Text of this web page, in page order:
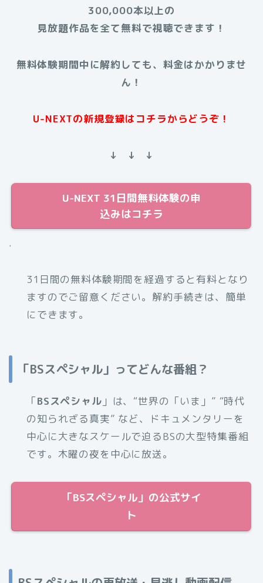
300,000本以上の
見放題作品を全て無料で視聴できます！
無料体験期間中に解約しても、料金はかかりませ
ん！
U-NEXTの新規登録はコチラからどうぞ！
↓ ↓ ↓
U-NEXT 31日間無料体験の申
込みはコチラ
.
31日間の無料体験期間を経過すると有料となり
ますのでご留意ください。解約手続きは、簡単
にできます。
「BSスペシャル」ってどんな番組？
「BSスペシャル 」は、“世界の「いま」” “時代
の知られざる真実” など、ドキュメンタリーを
中心に大きなスケールで迫るBSの大型特集番組
です。木曜の夜を中心に放送。
「BSスペシャル」の公式サイ
ト